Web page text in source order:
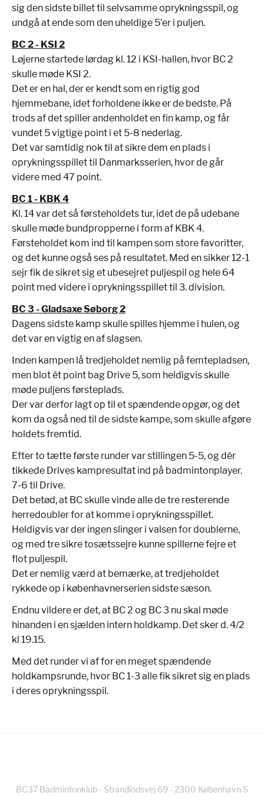
sig den sidste billet til selvsamme oprykningsspil, og
undgå at ende som den uheldige 5’er i puljen.
BC 2 - KSI 2
Løjerne startede lørdag kl. 12 i KSI-hallen, hvor BC 2
skulle møde KSI 2.
Det er en hal, der er kendt som en rigtig god
hjemmebane, idet forholdene ikke er de bedste. På
trods af det spiller andenholdet en fin kamp, og får
vundet 5 vigtige point i et 5-8 nederlag.
Det var samtidig nok til at sikre dem en plads i
oprykningsspillet til Danmarksserien, hvor de går
videre med 47 point.
BC 1 - KBK 4
Kl. 14 var det så førsteholdets tur, idet de på udebane
skulle møde bundpropperne i form af KBK 4.
Førsteholdet kom ind til kampen som store favoritter,
og det kunne også ses på resultatet. Med en sikker 12-1
sejr fik de sikret sig et ubesejret puljespil og hele 64
point med videre i oprykningsspillet til 3. division.
BC 3 - Gladsaxe Søborg 2
Dagens sidste kamp skulle spilles hjemme i hulen, og
det var en vigtig en af slagsen.
Inden kampen lå tredjeholdet nemlig på femtepladsen,
men blot ét point bag Drive 5, som heldigvis skulle
møde puljens førsteplads.
Der var derfor lagt op til et spændende opgør, og det
kom da også ned til de sidste kampe, som skulle afgøre
holdets fremtid.
Efter to tætte første runder var stillingen 5-5, og dér
tikkede Drives kampresultat ind på badmintonplayer.
7-6 til Drive.
Det betød, at BC skulle vinde alle de tre resterende
herredoubler for at komme i oprykningsspillet.
Heldigvis var der ingen slinger i valsen for doublerne,
og med tre sikre tosætssejre kunne spillerne fejre et
flot puljespil.
Det er nemlig værd at bemærke, at tredjeholdet
rykkede op i københavnerserien sidste sæson.
Endnu vildere er det, at BC 2 og BC 3 nu skal møde
hinanden i en sjælden intern holdkamp. Det sker d. 4/2
kl 19.15.
Med det runder vi af for en meget spændende
holdkampsrunde, hvor BC 1-3 alle fik sikret sig en plads
i deres oprykningsspil.
BC37 Badmintonklub - Strandlodsvej 69 - 2300 København S